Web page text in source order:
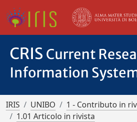
CRIS Current
Information
IRIS UNIBO
1 - Contributo in
1.01 Articolo in rivista